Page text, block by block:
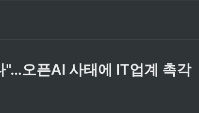
"…오픈AI 사태에 IT업계 촉각